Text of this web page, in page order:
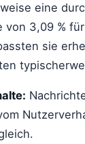
eine
von 3,09 %
sie